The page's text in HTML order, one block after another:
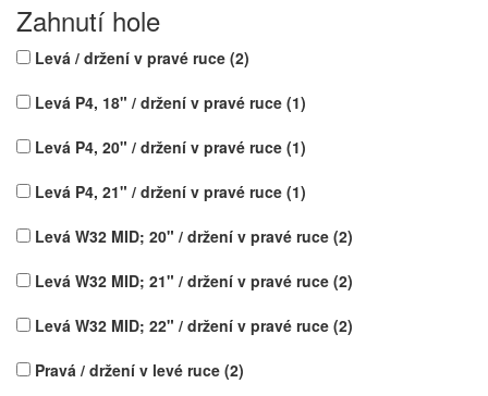
Zahnutí hole
Levá / držení v pravé ruce (2)
Levá P4, 18" / držení v pravé ruce (1)
Levá P4, 20" / držení v pravé ruce (1)
Levá P4, 21" / držení v pravé ruce (1)
Levá W32 MID; 20" / držení v pravé ruce (2)
Levá W32 MID; 21" / držení v pravé ruce (2)
Levá W32 MID; 22" / držení v pravé ruce (2)
Pravá / držení v levé ruce (2)